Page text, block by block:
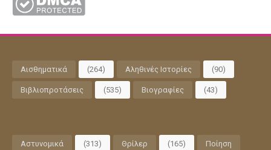
Αισθηματικά (264) Αληθινές Ιστορίες (90)
Βιβλιοπροτάσεις (535) Βιογραφίες (43)
Αστυνομικά (313) Θρίλερ (165) Ποίηση